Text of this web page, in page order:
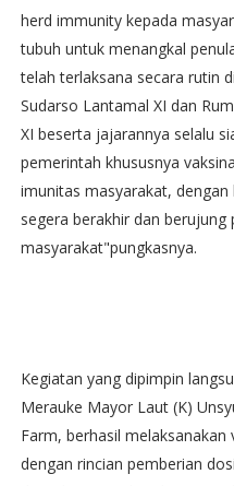
herd immunity kepada
tubuh untuk menangkal
telah terlaksana secara rutin
Sudarso Lantamal XI dan
XI beserta jajarannya selalu
pemerintah khususnya
imunitas masyarakat,
segera berakhir dan
masyarakat"pungkasnya.
Kegiatan yang dipimpin
Merauke Mayor Laut (K)
Farm, berhasil
dengan rincian pemberian